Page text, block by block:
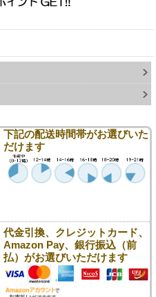
下記の配送時間帯がお選びいた
だけます
代金引換、クレジットカード、
Amazon Pay、銀行振込（前
払）がお選びいただけます